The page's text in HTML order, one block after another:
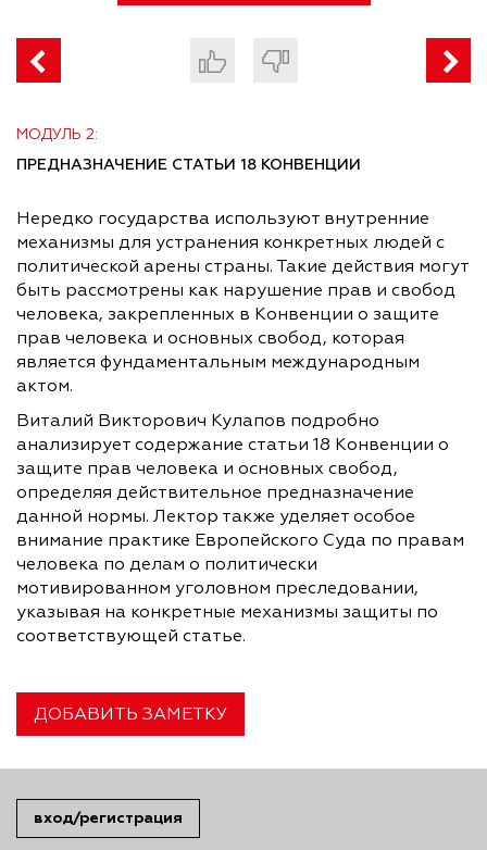
МОДУЛЬ 2:
ПРЕДНАЗНАЧЕНИЕ СТАТЬИ 18 КОНВЕНЦИИ
Нередко государства используют внутренние
механизмы для устранения конкретных людей с
политической арены страны. Такие действия могут
быть рассмотрены как нарушение прав и свобод
человека, закрепленных в Конвенции о защите
прав человека и основных свобод, которая
является фундаментальным международным
актом.
Виталий Викторович Кулапов подробно
анализирует содержание статьи 18 Конвенции о
защите прав человека и основных свобод,
определяя действительное предназначение
данной нормы. Лектор также уделяет особое
внимание практике Европейского Суда по правам
человека по делам о политически
мотивированном уголовном преследовании,
указывая на конкретные механизмы защиты по
соответствующей статье.
ДОБАВИТЬ ЗАМЕТКУ
вход/регистрация